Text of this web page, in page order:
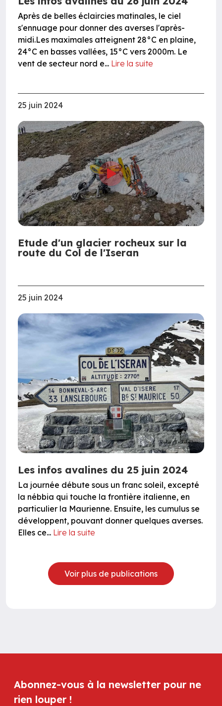
Après de belles éclaircies matinales, le ciel
s'ennuage pour donner des averses l'après-
midi.Les maximales atteignent 28°C en plaine,
24°C en basses vallées, 15°C vers 2000m. Le
vent de secteur nord e... Lire la suite
25 juin 2024
Etude d'un glacier rocheux sur la
route du Col de l'Iseran
25 juin 2024
Les infos avalines du 25 juin 2024
La journée débute sous un franc soleil, excepté
la nébbia qui touche la frontière italienne, en
particulier la Maurienne. Ensuite, les cumulus se
développent, pouvant donner quelques averses.
Elles ce... Lire la suite
Voir plus de publications
Abonnez-vous à la newsletter pour ne
rien louper !